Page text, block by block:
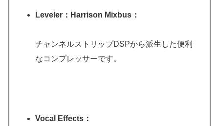
Leveler：Harrison Mixbus：
チャンネルストリップDSPから派生した便利
なコンプレッサーです。
Vocal Effects：